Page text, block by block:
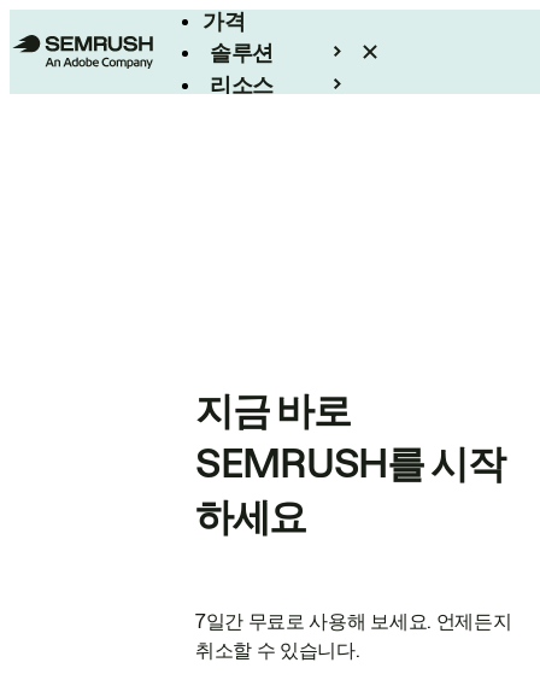
가격
솔루션
리소스
지금 바로
SEMRUSH를 시작
하세요
7일간 무료로 사용해 보세요. 언제든지
취소할 수 있습니다.